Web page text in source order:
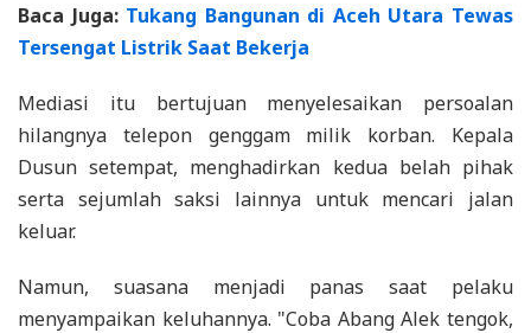
Baca Juga: Tukang Bangunan di Aceh Utara Tewas
Tersengat Listrik Saat Bekerja
Mediasi itu bertujuan menyelesaikan persoalan
hilangnya telepon genggam milik korban. Kepala
Dusun setempat, menghadirkan kedua belah pihak
serta sejumlah saksi lainnya untuk mencari jalan
keluar.
Namun, suasana menjadi panas saat pelaku
menyampaikan keluhannya. "Coba Abang Alek tengok,